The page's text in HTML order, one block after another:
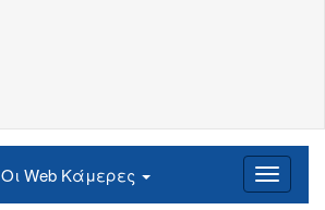
Οι Web Κάμερες